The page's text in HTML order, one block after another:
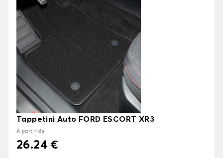
Tappetini Auto FORD ESCORT XR3
À partir de
26.24 €